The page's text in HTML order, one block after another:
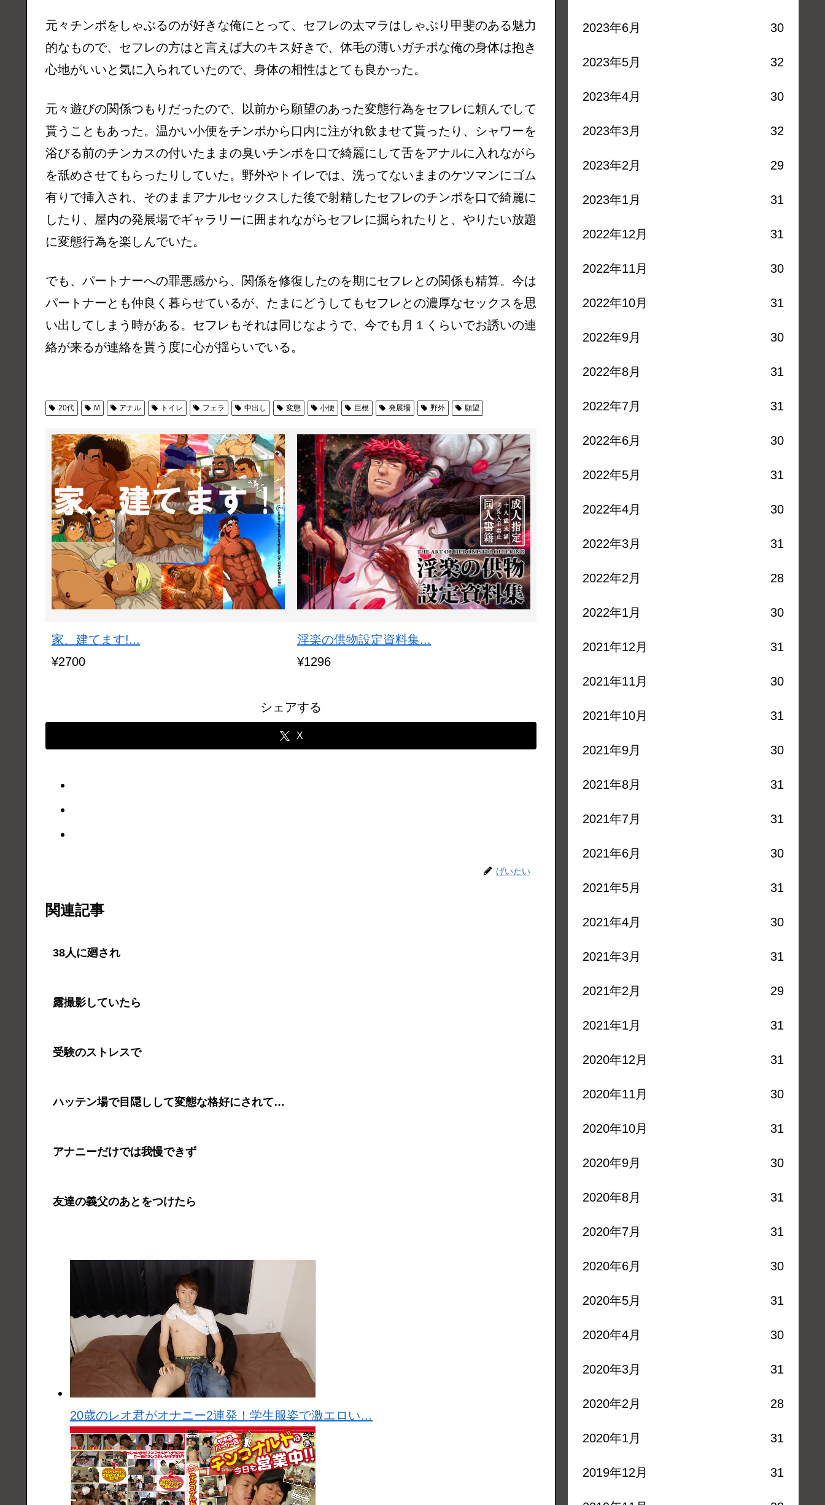
元々チンポをしゃぶるのが好きな俺にとって、セフレの太マラはしゃぶり甲斐のある魅力
的なもので、セフレの方はと言えば大のキス好きで、体毛の薄いガチポな俺の身体は抱き
心地がいいと気に入られていたので、身体の相性はとても良かった。
元々遊びの関係つもりだったので、以前から願望のあった変態行為をセフレに頼んでして
貰うこともあった。温かい小便をチンポから口内に注がれ飲ませて貰ったり、シャワーを
浴びる前のチンカスの付いたままの臭いチンポを口で綺麗にして舌をアナルに入れながら
を舐めさせてもらったりしていた。野外やトイレでは、洗ってないままのケツマンにゴム
有りで挿入され、そのままアナルセックスした後で射精したセフレのチンポを口で綺麗に
したり、屋内の発展場でギャラリーに囲まれながらセフレに掘られたりと、やりたい放題
に変態行為を楽しんでいた。
でも、パートナーへの罪悪感から、関係を修復したのを期にセフレとの関係も精算。今は
パートナーとも仲良く暮らせているが、たまにどうしてもセフレとの濃厚なセックスを思
い出してしまう時がある。セフレもそれは同じなようで、今でも月１くらいでお誘いの連
絡が来るが連絡を貰う度に心が揺らいでいる。
20代 M アナル トイレ フェラ 中出し 変態 小便 巨根 発展場 野外 願望
家、建てます!...
¥2700
淫楽の供物設定資料集...
¥1296
シェアする
X
げいたい
関連記事
38人に廻され
露撮影していたら
受験のストレスで
ハッテン場で目隠しして変態な格好にされて…
アナニーだけでは我慢できず
友達の義父のあとをつけたら
20歳のレオ君がオナニー2連発！学生服姿で激エロい…
2023年6月 30
2023年5月 32
2023年4月 30
2023年3月 32
2023年2月 29
2023年1月 31
2022年12月 31
2022年11月 30
2022年10月 31
2022年9月 30
2022年8月 31
2022年7月 31
2022年6月 30
2022年5月 31
2022年4月 30
2022年3月 31
2022年2月 28
2022年1月 30
2021年12月 31
2021年11月 30
2021年10月 31
2021年9月 30
2021年8月 31
2021年7月 31
2021年6月 30
2021年5月 31
2021年4月 30
2021年3月 31
2021年2月 29
2021年1月 31
2020年12月 31
2020年11月 30
2020年10月 31
2020年9月 30
2020年8月 31
2020年7月 31
2020年6月 30
2020年5月 31
2020年4月 30
2020年3月 31
2020年2月 28
2020年1月 31
2019年12月 31